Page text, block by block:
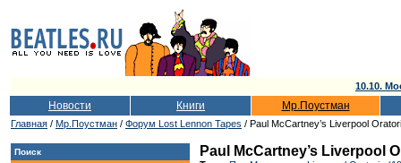
10.10.
Новости Книги Мр.Поустман
Главная / Мр.Поустман / Форум Lost Lennon Tapes / Paul McCartney’s Liverpool
Поиск Paul McCartney’s Liverpool